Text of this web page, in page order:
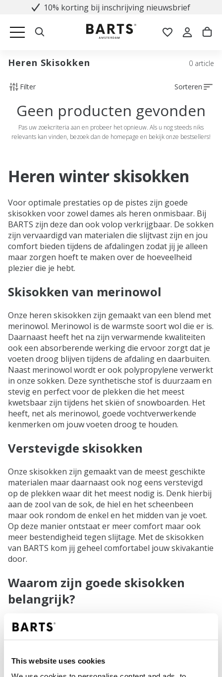
This website uses cookies
10% korting bij inschrijving nieuwsbrief
Heren Skisokken 0 article
Filter Sorteren
Geen producten gevonden
Pas uw zoekcriteria aan en probeer het opnieuw. Als u nog steeds niks
relevants kan vinden, bezoek dan de homepage en bekijk onze bestsellers!
Heren winter skisokken
Voor optimale prestaties op de pistes zijn goede
skisokken voor zowel dames als heren onmisbaar. Bij
BARTS zijn deze dan ook volop verkrijgbaar. De sokken
zijn vervaardigd van materialen die slijtvast zijn en jou
comfort bieden tijdens de afdalingen zodat jij je alleen
maar zorgen hoeft te maken over de hoeveelheid
plezier die je hebt.
Skisokken van merinowol
Onze heren skisokken zijn gemaakt van een blend met
merinowol. Merinowol is de warmste soort wol die er is.
Daarnaast heeft het na zijn verwarmende kwaliteiten
ook een absorberende werking die ervoor zorgt dat je
voeten droog blijven tijdens de afdaling en daarbuiten.
Naast merinowol wordt er ook polypropylene verwerkt
in onze sokken. Deze synthetische stof is duurzaam en
stevig en perfect voor de plekken die het meest
kwetsbaar zijn tijdens het skiën of snowboarden. Het
heeft, net als merinowol, goede vochtverwerkende
kenmerken om jouw voeten droog te houden.
Verstevigde skisokken
Onze skisokken zijn gemaakt van de meest geschikte
materialen maar daarnaast ook nog eens verstevigd
op de plekken waar dit het meest nodig is. Denk hierbij
aan de zool van de sok, de hiel en het scheenbeen
maar ook rondom de enkel en het midden van je voet.
Op deze manier ontstaat er meer comfort maar ook
meer bestendigheid tegen slijtage. Met de skisokken
van BARTS kom jij geheel comfortabel jouw skivakantie
door.
Waarom zijn goede skisokken
belangrijk?
- Warmte en isolatie: Skisokken zijn speciaal
ontworpen om je voeten warm te houden in koude
afvoeren. Door je voeten warm te houden, voorkomen